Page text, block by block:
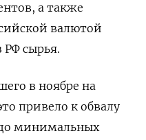
а также
валютой
РФ сырья.
в ноябре на
привело к обвалу
минимальных